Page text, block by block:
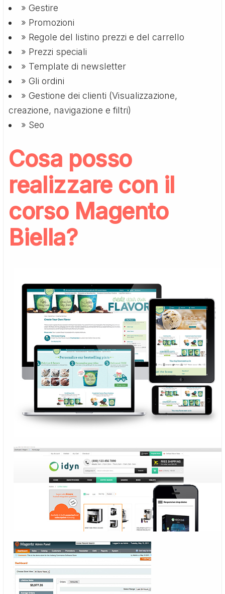
» Gestire
» Promozioni
» Regole del listino prezzi e del carrello
» Prezzi speciali
» Template di newsletter
» Gli ordini
» Gestione dei clienti (Visualizzazione,
creazione, navigazione e filtri)
» Seo
Cosa posso
realizzare con il
corso Magento
Biella?